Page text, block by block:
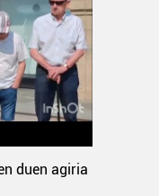
duen agiria